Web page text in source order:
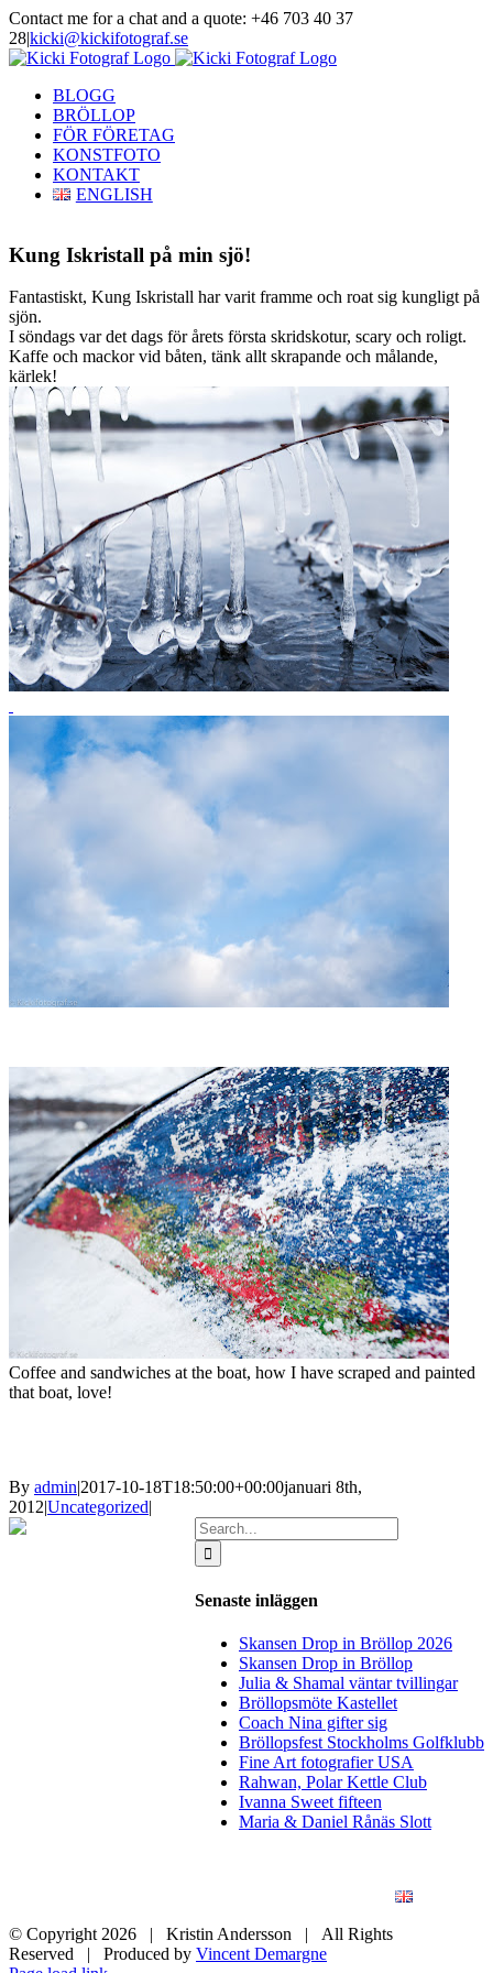
Skip
to
content
Contact me for a chat and a quote: +46 703 40 37
28|kicki@kickifotograf.se
Instagram
Facebook
BLOGG
BRÖLLOP
FÖR FÖRETAG
KONSTFOTO
KONTAKT
ENGLISH
Kung Iskristall på min sjö!
Fantastiskt, Kung Iskristall har varit framme och roat sig kungligt på
sjön.
I söndags var det dags för årets första skridskotur, scary och roligt.
Kaffe och mackor vid båten, tänk allt skrapande och målande,
kärlek!
Coffee and sandwiches at the boat, how I have scraped and painted
that boat, love!
By admin|2017-10-18T18:50:00+00:00januari 8th,
2012|Uncategorized|
Search
for:
Senaste inläggen
Skansen Drop in Bröllop 2026
Skansen Drop in Bröllop
Julia & Shamal väntar tvillingar
Bröllopsmöte Kastellet
Coach Nina gifter sig
Bröllopsfest Stockholms Golfklubb
Fine Art fotografier USA
Rahwan, Polar Kettle Club
Ivanna Sweet fifteen
Maria & Daniel Rånäs Slott
© Copyright 2026 | Kristin Andersson | All Rights
Reserved | Produced by Vincent Demargne